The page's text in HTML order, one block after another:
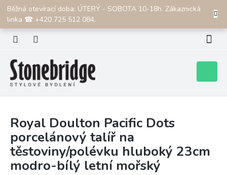
Přejít
obsah
Běžná otevírací doba: ÚTERÝ - SOBOTA 10-18h. Zákaznická
linka ☎ +420 725 512 084.
CZK
košík
Royal Doulton Pacific Dots
porcelánový talíř na
těstoviny/polévku hluboký 23cm
modro-bílý letní mořský